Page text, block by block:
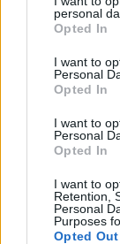
personal
Opted In
I want to
Personal
Opted In
I want to
Personal
Opted In
I want to
Retention,
Personal
Purposes
Opted Out